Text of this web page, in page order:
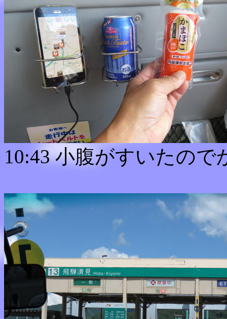
10:43 小腹がすいたので